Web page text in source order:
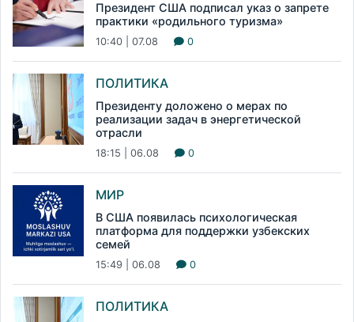
Президент США подписал указ о запрете
практики «родильного туризма»
10:40 | 07.08 0
ПОЛИТИКА
Президенту доложено о мерах по
реализации задач в энергетической
отрасли
18:15 | 06.08 0
МИР
В США появилась психологическая
платформа для поддержки узбекских
семей
15:49 | 06.08 0
ПОЛИТИКА